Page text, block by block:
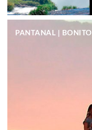
PANTANAL | BONITO